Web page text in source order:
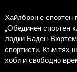
Хайлброн е спортен
„Обединен спортен
лодки Баден-
спортисти. Към тях
хоби и свободно